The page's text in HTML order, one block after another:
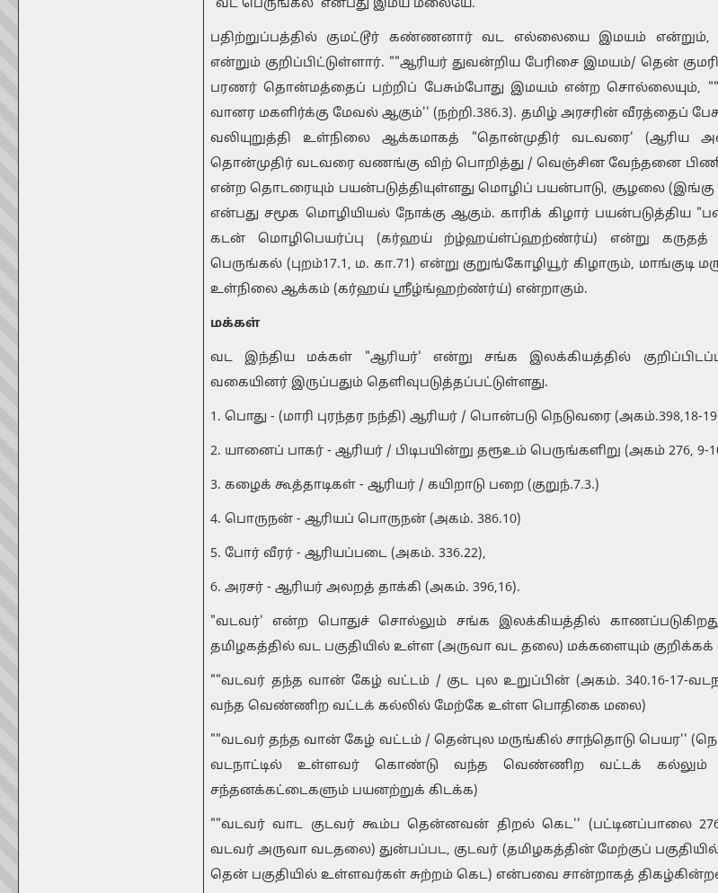
"வட பெருங்கல்' என்பது இமய மலையே.
பதிற்றுப்பத்தில் குமட்டூர் கண்ணனார் வட எல்லையை இமயம்
என்றும் குறிப்பிட்டுள்ளார். ""ஆரியர் துவன்றிய பேரிசை இமயம்/ தென்
பரணர் தொன்மத்தைப் பற்றிப் பேசும்போது இமயம் என்ற சொல்லையும்,
வானர மகளிர்க்கு மேவல் ஆகும்'' (நற்றி.386.3). தமிழ் அரசரின் வீரத்தைப்
வலியுறுத்தி உள்நிலை ஆக்கமாகத் "தொன்முதிர் வடவரை' (ஆரிய
தொன்முதிர் வடவரை வணங்கு விற் பொறித்து / வெஞ்சின வேந்தனை
என்ற தொடரையும் பயன்படுத்தியுள்ளது மொழிப் பயன்பாடு, சூழலை (இங்கு
என்பது சமூக மொழியியல் நோக்கு ஆகும். காரிக் கிழார் பயன்படுத்திய
கடன் மொழிபெயர்ப்பு (கர்ஹய் ற்ழ்ஹய்ள்ப்ஹற்ண்ர்ய்) என்று கருதத்
பெருங்கல் (புறம்17.1, ம. கா.71) என்று குறுங்கோழியூர் கிழாரும், மாங்குடி
உள்நிலை ஆக்கம் (கர்ஹய் ஸ்ரீழ்ங்ஹற்ண்ர்ய்) என்றாகும்.
மக்கள்
வட இந்திய மக்கள் "ஆரியர்' என்று சங்க இலக்கியத்தில்
வகையினர் இருப்பதும் தெளிவுபடுத்தப்பட்டுள்ளது.
1. பொது - (மாரி புரந்தர நந்தி) ஆரியர் / பொன்படு நெடுவரை (அகம்.398,18-
2. யானைப் பாகர் - ஆரியர் / பிடிபயின்று தரூஉம் பெருங்களிறு (அகம் 276, 9-
3. கழைக் கூத்தாடிகள் - ஆரியர் / கயிறாடு பறை (குறுந்.7.3.)
4. பொருநன் - ஆரியப் பொருநன் (அகம். 386.10)
5. போர் வீரர் - ஆரியப்படை (அகம். 336.22),
6. அரசர் - ஆரியர் அலறத் தாக்கி (அகம். 396,16).
"வடவர்' என்ற பொதுச் சொல்லும் சங்க இலக்கியத்தில்
தமிழகத்தில் வட பகுதியில் உள்ள (அருவா வட தலை) மக்களையும்
""வடவர் தந்த வான் கேழ் வட்டம் / குட புல உறுப்பின் (அகம். 340.16-17-
வந்த வெண்ணிற வட்டக் கல்லில் மேற்கே உள்ள பொதிகை மலை)
""வடவர் தந்த வான் கேழ் வட்டம் / தென்புல மருங்கில் சாந்தொடு பெயர''
வடநாட்டில் உள்ளவர் கொண்டு வந்த வெண்ணிற வட்டக் கல்லும்
சந்தனக்கட்டைகளும் பயனற்றுக் கிடக்க)
""வடவர் வாட குடவர் கூம்ப தென்னவன் திறல் கெட'' (பட்டினப்பாலை 276-
வடவர் அருவா வடதலை) துன்பப்பட, குடவர் (தமிழகத்தின் மேற்குப்
தென் பகுதியில் உள்ளவர்கள் சுற்றம் கெட) என்பவை சான்றாகத்